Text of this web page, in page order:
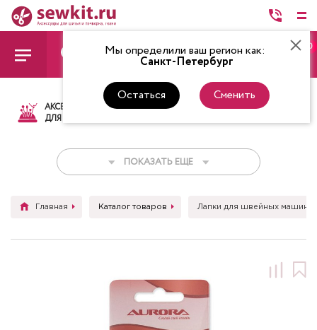
Мы определили ваш регион как:
Санкт-Петербург
Остаться Сменить
0
АКСЕССУАРЫ
ДЛЯ ШИТЬЯ
ТКАНИ НИТКИ
ПОКАЗАТЬ ЕЩЕ
Главная Каталог товаров Лапки для швейных машин